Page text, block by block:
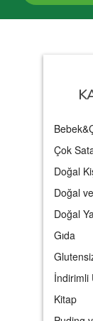
Çok
Doğal
Doğal
Doğal
Gıda
İndirimli
Kitap